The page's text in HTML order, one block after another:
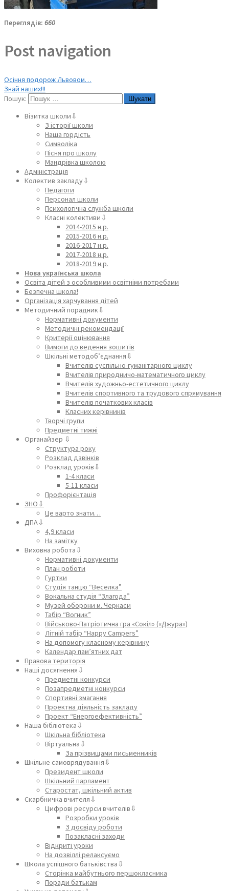
Переглядів: 660
Post navigation
Осіння подорож Львовом…
Знай наших!!!
Пошук:
Візитка школи⇩
З історії школи
Наша гордість
Символіка
Пісня про школу
Мандрівка школою
Адміністрація
Колектив закладу⇩
Педагоги
Персонал школи
Психологічна служба школи
Класні колективи⇩
2014-2015 н.р.
2015-2016 н.р.
2016-2017 н.р.
2017-2018 н.р.
2018-2019 н.р.
Нова українська школа
Освіта дітей з особливими освітніми потребами
Безпечна школа!
Організація харчування дітей
Методичний порадник⇩
Нормативні документи
Методичні рекомендації
Критерії оцінювання
Вимоги до ведення зошитів
Шкільні методоб’єднання⇩
Вчителів суспільно-гуманітарного циклу
Вчителів природничо-математичного циклу
Вчителів художньо-естетичного циклу
Вчителів спортивного та трудового спрямування
Вчителів початкових класів
Класних керівників
Творчі групи
Предметні тижні
Органайзер ⇩
Структура року
Розклад дзвінків
Розклад уроків⇩
1-4 класи
5-11 класи
Профорієнтація
ЗНО⇩
Це варто знати…
ДПА⇩
4,9 класи
На замітку
Виховна робота⇩
Нормативні документи
План роботи
Гуртки
Студія танцю “Веселка”
Вокальна студія “Злагода”
Музей оборони м. Черкаси
Табір “Вогник”
Військово-Патріотична гра «Сокіл» («Джура»)
Літній табір “Happy Campers”
На допомогу класному керівнику
Календар пам’ятних дат
Правова територія
Наші досягнення⇩
Предметні конкурси
Позапредметні конкурси
Спортивні змагання
Проектна діяльність закладу
Проект “Енергоефективність”
Наша бібліотека⇩
Шкільна бібліотека
Віртуальна⇩
За прізвищами письменників
Шкільне самоврядування⇩
Президент школи
Шкільний парламент
Старостат, шкільний актив
Скарбничка вчителя⇩
Цифрові ресурси вчителів⇩
Розробки уроків
З досвіду роботи
Позакласні заходи
Відкриті уроки
На дозвіллі релаксуємо
Школа успішного батьківства⇩
Сторінка майбутнього першокласника
Поради батькам